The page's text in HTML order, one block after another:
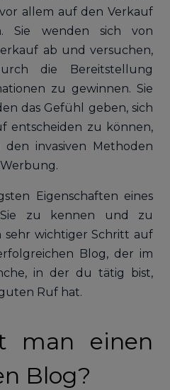
allem auf den Verkauf
Sie wenden sich von
ab und versuchen,
die Bereitstellung
zu gewinnen. Sie
das Gefühl geben, sich
entscheiden zu können,
den invasiven Methoden
Eigenschaften eines
Sie zu kennen und zu
sehr wichtiger Schritt auf
Blog, der im
in der du tätig bist,
Ruf hat.
man einen
Blog?